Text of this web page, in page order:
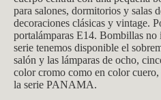
para salones, dormitorios y salas
decoraciones clásicas y vintage.
portalámparas E14. Bombillas no
serie tenemos disponible el
salón y las lámparas de ocho,
color cromo como en color
la serie PANAMA.